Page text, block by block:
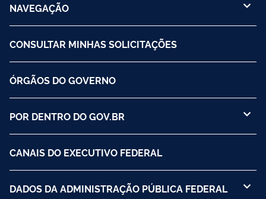
NAVEGAÇÃO
CONSULTAR MINHAS SOLICITAÇÕES
ÓRGÃOS DO GOVERNO
POR DENTRO DO GOV.BR
CANAIS DO EXECUTIVO FEDERAL
DADOS DA ADMINISTRAÇÃO PÚBLICA FEDERAL